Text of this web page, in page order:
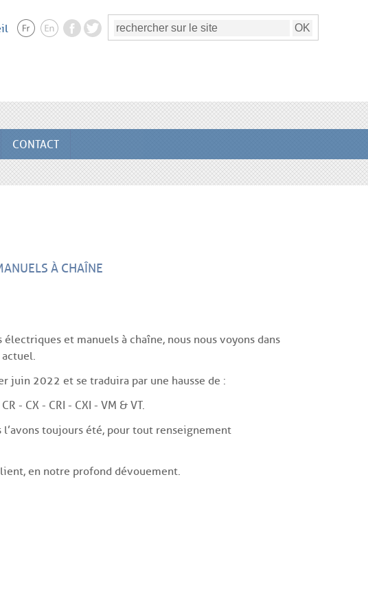
CONTACT
À CHAÎNE
et manuels à chaîne, nous nous voyons dans
juin 2022 et se traduira par une hausse de :
- CX - CRI - CXI - VM & VT.
toujours été, pour tout renseignement
en notre profond dévouement.